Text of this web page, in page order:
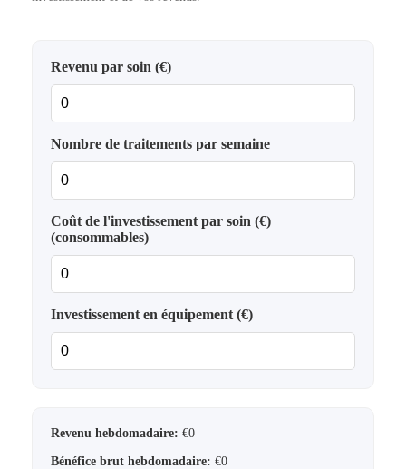
Revenu par soin (€)
Nombre de traitements par semaine
Coût de l'investissement par soin (€)
(consommables)
Investissement en équipement (€)
Revenu hebdomadaire: €0
Bénéfice brut hebdomadaire: €0